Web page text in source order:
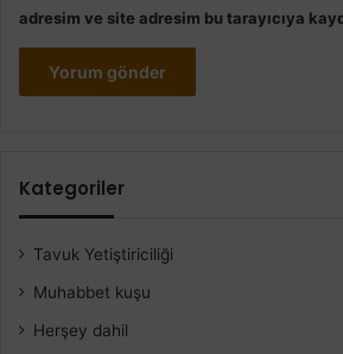
adresim ve site adresim bu tarayıcıya
Kategoriler
Tavuk Yetiştiriciliği
Muhabbet kuşu
Herşey dahil